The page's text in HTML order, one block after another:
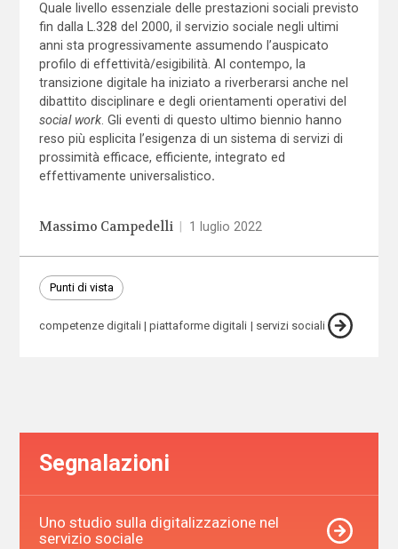
Quale livello essenziale delle prestazioni sociali previsto
fin dalla L.328 del 2000, il servizio sociale negli ultimi
anni sta progressivamente assumendo l’auspicato
profilo di effettività/esigibilità. Al contempo, la
transizione digitale ha iniziato a riverberarsi anche nel
dibattito disciplinare e degli orientamenti operativi del
social work. Gli eventi di questo ultimo biennio hanno
reso più esplicita l’esigenza di un sistema di servizi di
prossimità efficace, efficiente, integrato ed
effettivamente universalistico.
Massimo Campedelli 1 luglio 2022
Punti di vista
competenze digitali piattaforme digitali servizi sociali
Segnalazioni
Uno studio sulla digitalizzazione nel
servizio sociale